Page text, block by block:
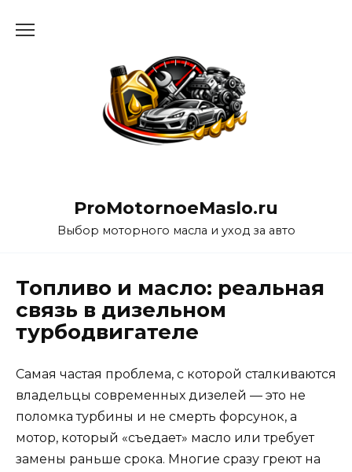
ProMotornoeMaslo.ru
Выбор моторного масла и уход за авто
Топливо и масло: реальная
связь в дизельном
турбодвигателе
Самая частая проблема, с которой сталкиваются
владельцы современных дизелей — это не
поломка турбины и не смерть форсунок, а
мотор, который «съедает» масло или требует
замены раньше срока. Многие сразу греют на